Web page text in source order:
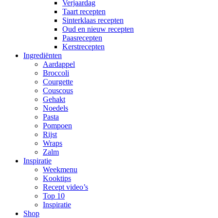
Verjaardag
Taart recepten
Sinterklaas recepten
Oud en nieuw recepten
Paasrecepten
Kerstrecepten
Ingrediënten
Aardappel
Broccoli
Courgette
Couscous
Gehakt
Noedels
Pasta
Pompoen
Rijst
Wraps
Zalm
Inspiratie
Weekmenu
Kooktips
Recept video’s
Top 10
Inspiratie
Shop